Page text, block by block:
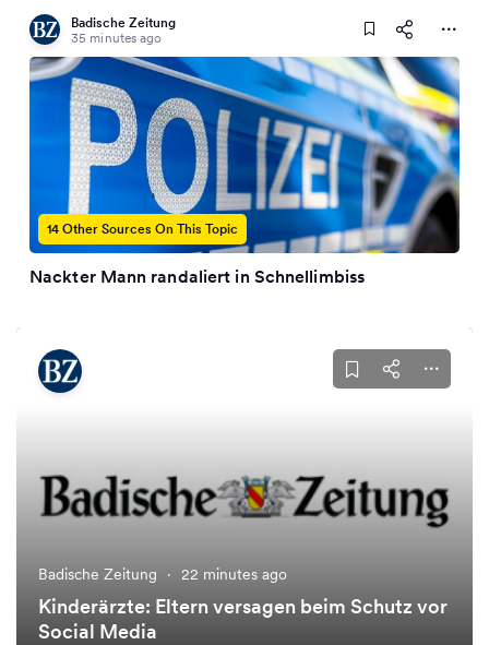
Badische Zeitung
35 minutes ago
14 Other Sources On This Topic
Nackter Mann randaliert in Schnellimbiss
Badische Zeitung · 22 minutes ago
Kinderärzte: Eltern versagen beim Schutz vor
Social Media